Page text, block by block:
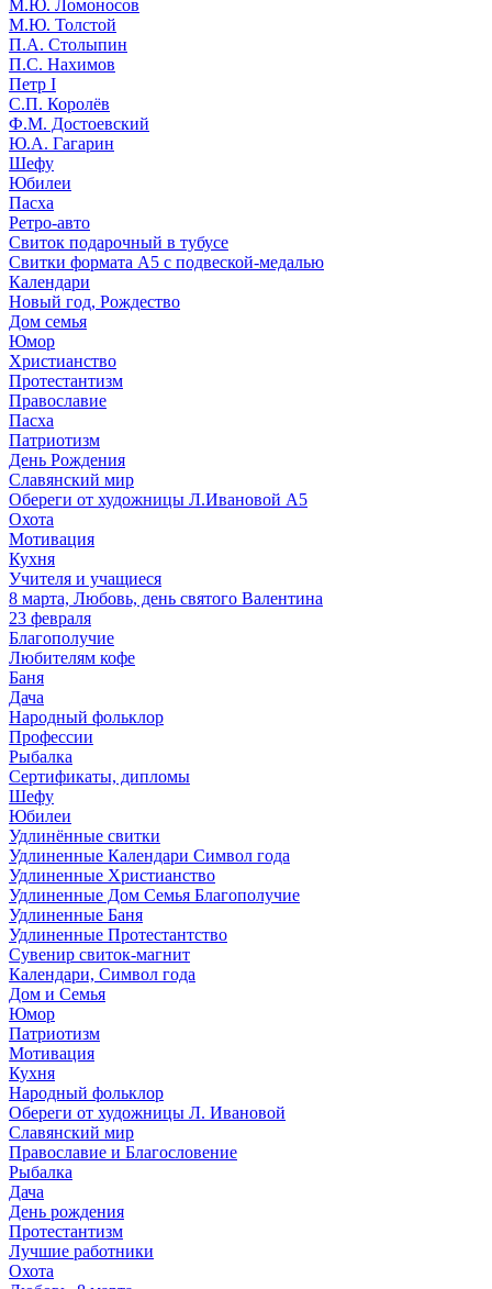
М.Ю. Ломоносов
М.Ю. Толстой
П.А. Столыпин
П.С. Нахимов
Петр I
С.П. Королёв
Ф.М. Достоевский
Ю.А. Гагарин
Шефу
Юбилеи
Пасха
Ретро-авто
Свиток подарочный в тубусе
Свитки формата А5 с подвеской-медалью
Календари
Новый год, Рождество
Дом семья
Юмор
Христианство
Протестантизм
Православие
Пасха
Патриотизм
День Рождения
Славянский мир
Обереги от художницы Л.Ивановой А5
Охота
Мотивация
Кухня
Учителя и учащиеся
8 марта, Любовь, день святого Валентина
23 февраля
Благополучие
Любителям кофе
Баня
Дача
Народный фольклор
Профессии
Рыбалка
Сертификаты, дипломы
Шефу
Юбилеи
Удлинённые свитки
Удлиненные Календари Символ года
Удлиненные Христианство
Удлиненные Дом Семья Благополучие
Удлиненные Баня
Удлиненные Протестантство
Сувенир свиток-магнит
Календари, Символ года
Дом и Семья
Юмор
Патриотизм
Мотивация
Кухня
Народный фольклор
Обереги от художницы Л. Ивановой
Славянский мир
Православие и Благословение
Рыбалка
Дача
День рождения
Протестантизм
Лучшие работники
Охота